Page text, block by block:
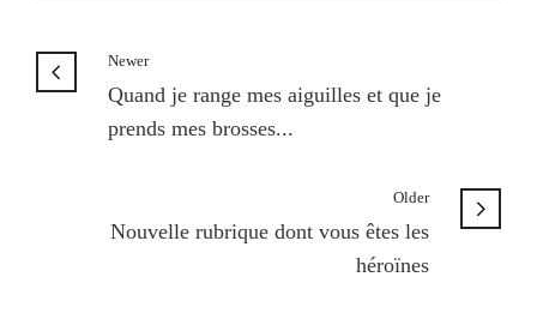
Newer
Quand je range mes aiguilles et que je
prends mes brosses...
Older
Nouvelle rubrique dont vous êtes les
héroïnes